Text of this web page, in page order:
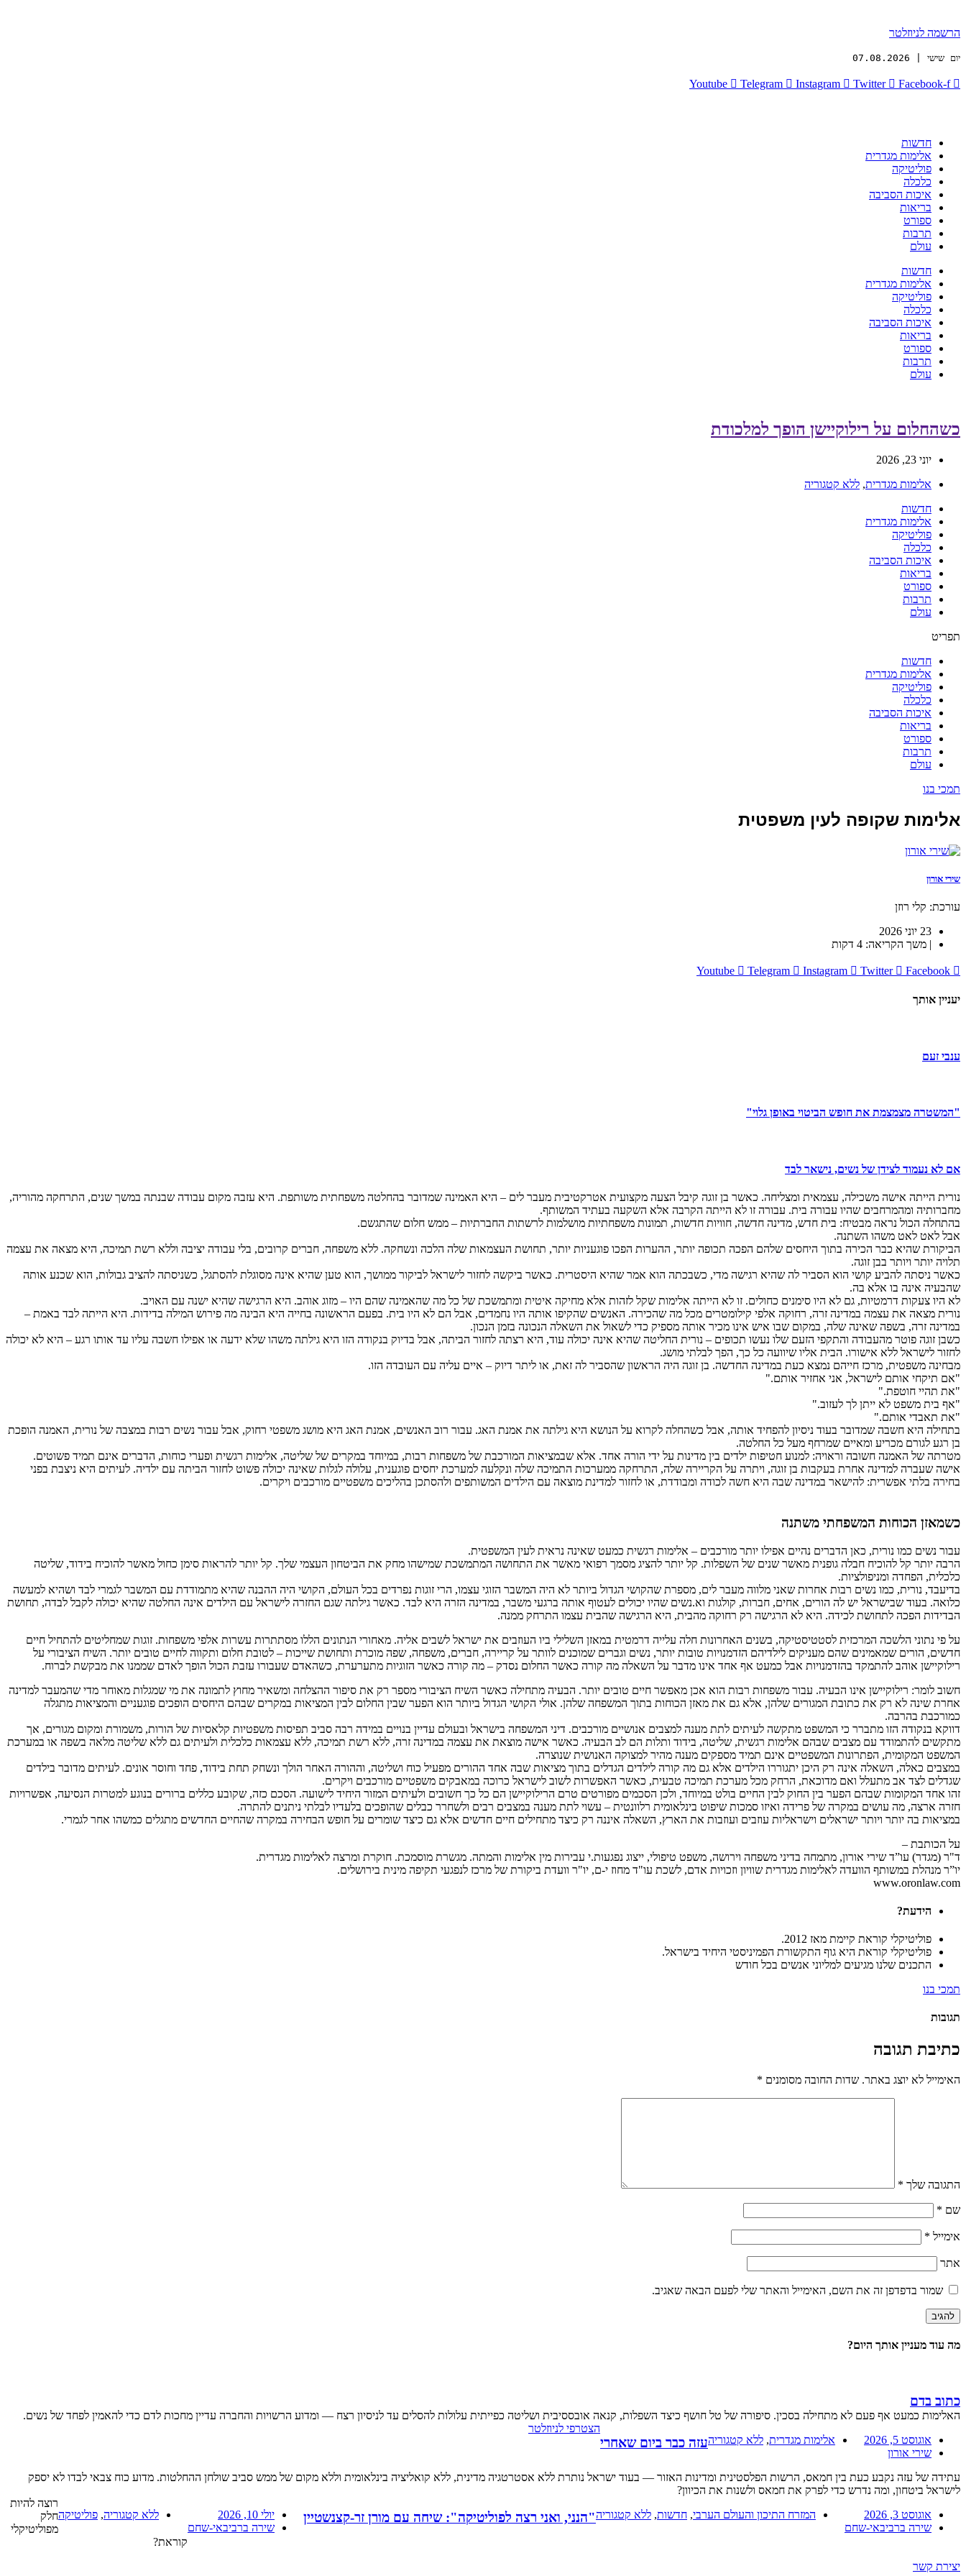
הרשמה לניוזלטר
יום שישי | 07.08.2026
Youtube Telegram Instagram Twitter Facebook-f
חדשות
אלימות מגדרית
פוליטיקה
כלכלה
איכות הסביבה
בריאות
ספורט
תרבות
עולם
חדשות
אלימות מגדרית
פוליטיקה
כלכלה
איכות הסביבה
בריאות
ספורט
תרבות
עולם
כשהחלום על רילוקיישן הופך למלכודת
יוני 23, 2026
אלימות מגדרית, ללא קטגוריה
חדשות
אלימות מגדרית
פוליטיקה
כלכלה
איכות הסביבה
בריאות
ספורט
תרבות
עולם
תפריט
חדשות
אלימות מגדרית
פוליטיקה
כלכלה
איכות הסביבה
בריאות
ספורט
תרבות
עולם
תמכי בנו
אלימות שקופה לעין משפטית
שירי אורון
עורכת: קלי רוזן
23 יוני 2026
| משך הקריאה: 4 דקות
Youtube Telegram Instagram Twitter Facebook
יעניין אותך
ענבי זעם
"המשטרה מצמצמת את חופש הביטוי באופן גלוי"
אם לא נעמוד לצידן של נשים, נישאר לבד
נורית הייתה אישה משכילה, עצמאית ומצליחה. כאשר בן זוגה קיבל הצעה מקצועית אטרקטיבית מעבר לים – היא האמינה שמדובר בהחלטה משפחתית משותפת. היא עזבה מקום עבודה שבנתה במשך שנים, התרחקה מהוריה,
מחברותיה ומהמרחבים שהיו עבורה בית. עבורה זו לא הייתה הקרבה אלא השקעה בעתיד המשותף.
בהתחלה הכול נראה מבטיח: בית חדש, מדינה חדשה, חוויות חדשות, תמונות משפחתיות מושלמות לרשתות החברתיות – ממש חלום שהתגשם.
אבל לאט לאט משהו השתנה.
הביקורת שהיא כבר הכירה בתוך היחסים שלהם הפכה תכופה יותר, ההערות הפכו פוגעניות יותר, תחושת העצמאות שלה הלכה ונשחקה. ללא משפחה, חברים קרובים, בלי עבודה יציבה וללא רשת תמיכה, היא מצאה את עצמה
תלויה יותר ויותר בבן זוגה.
כאשר ניסתה להביע קושי הוא הסביר לה שהיא רגישה מדי, כשבכתה הוא אמר שהיא היסטרית. כאשר ביקשה לחזור לישראל לביקור ממושך, הוא טען שהיא אינה מסוגלת להסתגל, כשניסתה להציב גבולות, הוא שכנע אותה
שהבעיה אינה בו אלא בה.
לא היו צעקות דרמטיות, גם לא היו סימנים כחולים. זו לא הייתה אלימות שקל לזהות אלא מחיקה איטית ומתמשכת של כל מה שהאמינה שהם היו – מזוג אוהב. היא הרגישה שהיא ישנה עם האויב.
נורית מצאה את עצמה במדינה זרה, רחוקה אלפי קילומטרים מכל מה שהכירה. האנשים שהקיפו אותה היו נחמדים, אבל הם לא היו בית. בפעם הראשונה בחייה היא הבינה מה פירוש המילה בדידות. היא הייתה לבד באמת –
במדינה זרה, בשפה שאינה שלה, במקום שבו איש אינו מכיר אותה מספיק כדי לשאול את השאלה הנכונה בזמן הנכון.
כשבן זוגה פוטר מהעבודה והתקפי הזעם שלו נעשו תכופים – נורית החליטה שהיא אינה יכולה עוד, היא רצתה לחזור הביתה, אבל בדיוק בנקודה הזו היא גילתה משהו שלא ידעה או אפילו חשבה עליו עד אותו רגע – היא לא יכולה
לחזור לישראל ללא אישורו. הבית אליו שיוועה כל כך, הפך לבלתי מושג.
מבחינה משפטית, מרכז חייהם נמצא כעת במדינה החדשה. בן זוגה היה הראשון שהסביר לה זאת, או ליתר דיוק – איים עליה עם העובדה הזו.
"אם תיקחי אותם לישראל, אני אחזיר אותם."
"את תהיי חוטפת."
"אף בית משפט לא ייתן לך לעזוב."
"את תאבדי אותם."
בתחילה היא חשבה שמדובר בעוד ניסיון להפחיד אותה, אבל כשהחלה לקרוא על הנושא היא גילתה את אמנת האג. עבור רוב האנשים, אמנת האג היא מושג משפטי רחוק, אבל עבור נשים רבות במצבה של נורית, האמנה הופכת
בן רגע לגורם מכריע ומאיים שמרחף מעל כל החלטה.
מטרתה של האמנה חשובה וראויה: למנוע חטיפות ילדים בין מדינות על ידי הורה אחד. אלא שבמציאות המורכבת של משפחות רבות, במיוחד במקרים של שליטה, אלימות רגשית ופערי כוחות, הדברים אינם תמיד פשוטים.
אישה שעברה למדינה אחרת בעקבות בן זוגה, ויתרה על הקריירה שלה, התרחקה ממערכות התמיכה שלה ונקלעה למערכת יחסים פוגענית, עלולה לגלות שאינה יכולה פשוט לחזור הביתה עם ילדיה. לעיתים היא ניצבת בפני
בחירה בלתי אפשרית: להישאר במדינה שבה היא חשה לכודה ומבודדת, או לחזור למדינת מוצאה עם הילדים המשותפים ולהסתכן בהליכים משפטיים מורכבים ויקרים.
כשמאזן הכוחות המשפחתי משתנה
עבור נשים כמו נורית, כאן הדברים נהיים אפילו יותר מורכבים – אלימות רגשית כמעט שאינה נראית לעין המשפטית.
הרבה יותר קל להוכיח חבלה גופנית מאשר שנים של השפלות. קל יותר להציג מסמך רפואי מאשר את התחושה המתמשכת שמישהו מחק את הביטחון העצמי שלך. קל יותר להראות סימן כחול מאשר להוכיח בידוד, שליטה
כלכלית, הפחדה ומניפולציות.
בדיעבד, נורית, כמו נשים רבות אחרות שאני מלווה מעבר לים, מספרת שהקושי הגדול ביותר לא היה המשבר הזוגי עצמו, הרי זוגות נפרדים בכל העולם, הקושי היה ההבנה שהיא מתמודדת עם המשבר לגמרי לבד ושהיא למעשה
כלואה. בעוד שבישראל יש לה הורים, אחים, חברות, קולגות וא.נשים שהיו יכולים לעטוף אותה ברגעי משבר, במדינה הזרה היא לבד. כאשר גילתה שגם החזרה לישראל עם הילדים אינה החלטה שהיא יכולה לקבל לבדה, תחושת
הבדידות הפכה לתחושת לכידה. היא לא הרגישה רק רחוקה מהבית, היא הרגישה שהבית עצמו התרחק ממנה.
על פי נתוני הלשכה המרכזית לסטטיסטיקה, בשנים האחרונות חלה עלייה דרמטית במאזן השלילי ביו העוזבים את ישראל לשבים אליה. מאחורי הנתונים הללו מסתתרות עשרות אלפי משפחות. זוגות שמחליטים להתחיל חיים
חדשים, הורים שמאמינים שהם מעניקים לילדיהם הזדמנויות טובות יותר, נשים וגברים שמוכנים לוותר על קריירה, חברים, משפחה, שפה מוכרת ותחושת שייכות – לטובת חלום ותקווה לחיים טובים יותר. השיח הציבורי על
רילוקיישן אוהב להתמקד בהזדמנויות אבל כמעט אף אחד אינו מדבר על השאלה מה קורה כאשר החלום נסדק – מה קורה כאשר הזוגיות מתערערת, כשהאדם שעבורו עזבת הכול הופך לאדם שממנו את מבקשת לברוח.
חשוב לומר: רילוקיישן אינו הבעיה. עבור משפחות רבות הוא אכן מאפשר חיים טובים יותר. הבעיה מתחילה כאשר השיח הציבורי מספר רק את סיפור ההצלחה ומשאיר מחוץ לתמונה את מי שמגלות מאוחר מדי שהמעבר למדינה
אחרת שינה לא רק את כתובת המגורים שלהן, אלא גם את מאזן הכוחות בתוך המשפחה שלהן. אולי הקושי הגדול ביותר הוא הפער שבין החלום לבין המציאות במקרים שבהם היחסים הופכים פוגעניים והמציאות מתגלה
כמורכבת בהרבה.
דווקא בנקודה הזו מתברר כי המשפט מתקשה לעיתים לתת מענה למצבים אנושיים מורכבים. דיני המשפחה בישראל ובעולם עדיין בנויים במידה רבה סביב תפיסות משפטיות קלאסיות של הורות, משמורת ומקום מגורים, אך
מתקשים להתמודד עם מצבים שבהם אלימות רגשית, שליטה, בידוד ותלות הם לב הבעיה. כאשר אישה מוצאת את עצמה במדינה זרה, ללא רשת תמיכה, ללא עצמאות כלכלית ולעיתים גם ללא שליטה מלאה בשפה או במערכת
המשפט המקומית, הפתרונות המשפטיים אינם תמיד מספקים מענה מהיר למצוקה האנושית שנוצרה.
במצבים כאלה, השאלה אינה רק היכן יתגוררו הילדים אלא גם מה קורה לילדים הגדלים בתוך מציאות שבה אחד ההורים מפעיל כוח ושליטה, וההורה האחר הולך ונשחק תחת בידוד, פחד וחוסר אונים. לעיתים מדובר בילדים
שגדלים לצד אב מתעלל ואם מדוכאת, הרחק מכל מערכת תמיכה טבעית, כאשר האפשרות לשוב לישראל כרוכה במאבקים משפטיים מורכבים ויקרים.
זהו אחד המקומות שבהם הפער בין החוק לבין החיים בולט במיוחד, ולכן הסכמים מפורטים טרם הרילוקיישן הם כל כך חשובים ולעיתים המזור היחיד לישועה. הסכם כזה, שקובע כללים ברורים בנוגע למטרות הנסיעה, אפשרויות
חזרה ארצה, מה עושים במקרה של פרידה ואיזו סמכות שיפוט בינלאומית רלוונטית – עשוי לתת מענה במצבים רבים ולשחרר כבלים שהופכים בלעדיו לבלתי ניתנים להתרה.
במציאות בה יותר ויותר ישראלים וישראליות עוזבים ועוזבות את הארץ, השאלה איננה רק כיצד מתחילים חיים חדשים אלא גם כיצד שומרים על חופש הבחירה במקרה שהחיים החדשים מתגלים כמשהו אחר לגמרי.
על הכותבת –
ד"ר (מגדר) עו”ד שירי אורון, מתמחה בדיני משפחה וירושה, משפט טיפולי, ייצוג נפגעות.י עבירות מין אלימות והמתה. מגשרת מוסמכת. חוקרת ומרצה לאלימות מגדרית.
יו”ר מנהלת במשותף הוועדה לאלימות מגדרית שוויון וזכויות אדם, לשכת עו"ד מחוז י-ם, יו"ר וועדת ביקורת של מרכז לנפגעי תקיפה מינית בירושלים.
www.oronlaw.com
הידעת?
פוליטיקלי קוראת קיימת מאז 2012.
פוליטיקלי קוראת היא גוף התקשורת הפמיניסטי היחיד בישראל.
התכנים שלנו מגיעים למליוני אנשים בכל חודש
תמכי בנו
תגובות
כתיבת תגובה
האימייל לא יוצג באתר. שדות החובה מסומנים *
התגובה שלך *
שם *
אימייל *
אתר
שמור בדפדפן זה את השם, האימייל והאתר שלי לפעם הבאה שאגיב.
מה עוד מעניין אותך היום?
כתוב בדם
האלימות כמעט אף פעם לא מתחילה בסכין. סיפורה של טל חושף כיצד השפלות, קנאה אובססיבית ושליטה כפייתית עלולות להסלים עד לניסיון רצח — ומדוע הרשויות והחברה עדיין מחכות לדם כדי להאמין לפחד של נשים.
אוגוסט 5, 2026
שירי אורון
אלימות מגדרית, ללא קטגוריהעזה כבר ביום שאחרי
עתידה של עזה נקבע כעת בין חמאס, הרשות הפלסטינית ומדינות האזור — בעוד ישראל נותרת ללא אסטרטגיה מדינית, ללא קואליציה בינלאומית וללא מקום של ממש סביב שולחן ההחלטות. מדוע כוח צבאי לבדו לא יספק
לישראל ביטחון, ומה נדרש כדי לפרק את חמאס ולשנות את הכיוון?
אוגוסט 3, 2026
שירה ברביבאי-שחם
המזרח התיכון והעולם הערבי, חדשות, ללא קטגוריה"הנני, ואני רצה לפוליטיקה": שיחה עם מורן זר-קצנשטיין
יולי 10, 2026
שירה ברביבאי-שחם
ללא קטגוריה, פוליטיקה
הצטרפי לניוזלטר
רוצה להיות
חלק
מפוליטיקלי
קוראת?
יצירת קשר